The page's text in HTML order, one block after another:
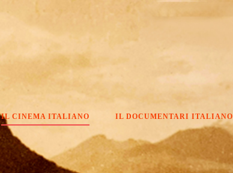
IL CINEMA ITALIANO IL DOCUMENTARI ITALIANO